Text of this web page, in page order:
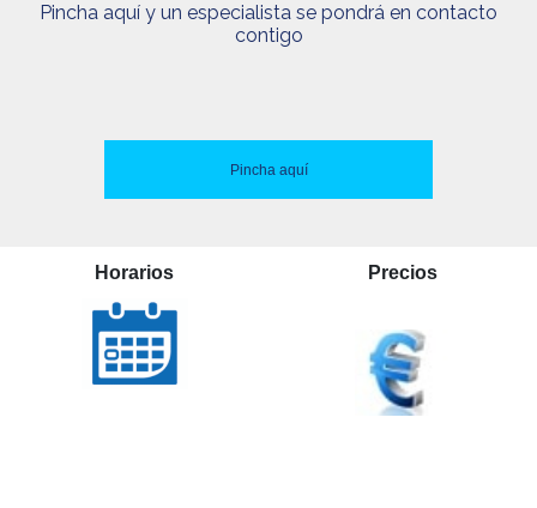
Pincha aquí y un especialista se pondrá en contacto
contigo
Pincha aquí
Horarios Precios